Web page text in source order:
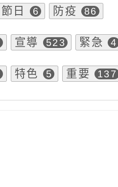
節日 6 防疫 86
宣導 523 緊急 4
特色 5 重要 137